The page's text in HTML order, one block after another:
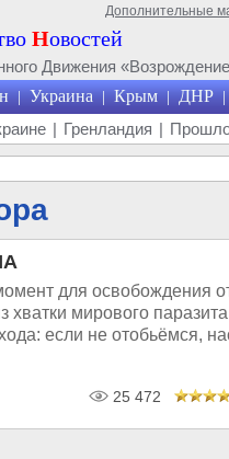
Дополнительные
Новостей
Движения
| Украина | Крым | ДНР |
| Гренландия |
для освобождения
хватки мирового паразита
если не отобьёмся,
25 472